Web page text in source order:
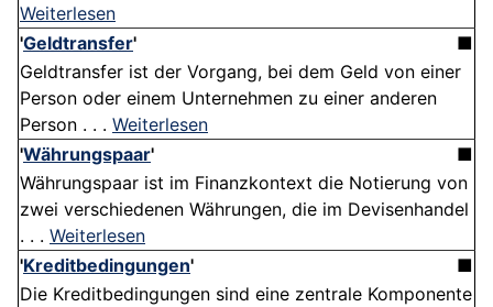
Weiterlesen
'Geldtransfer'
■
Geldtransfer ist der Vorgang, bei dem Geld von einer
Person oder einem Unternehmen zu einer anderen
Person . . . Weiterlesen
'Währungspaar'
■
Währungspaar ist im Finanzkontext die Notierung von
zwei verschiedenen Währungen, die im Devisenhandel
. . . Weiterlesen
'Kreditbedingungen'
■
Die Kreditbedingungen sind eine zentrale Komponente